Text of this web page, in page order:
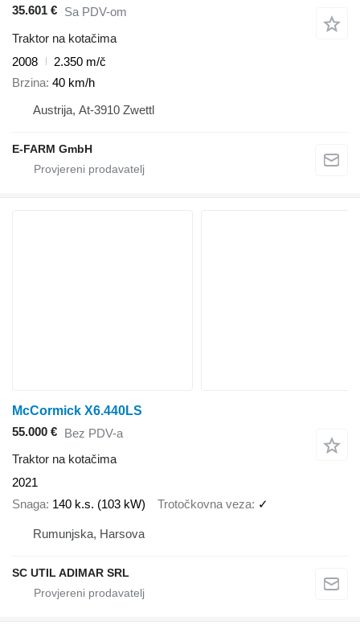
35.601 € Sa PDV-om
Traktor na kotačima
2008
2.350 m/č
Brzina 40 km/h
Austrija, At-3910 Zwettl
E-FARM GmbH
McCormick X6.440LS
55.000 € Bez PDV-a
Traktor na kotačima
2021
Snaga 140 k.s. (103 kW) Trotočkovna veza ✓
Rumunjska, Harsova
SC UTIL ADIMAR SRL